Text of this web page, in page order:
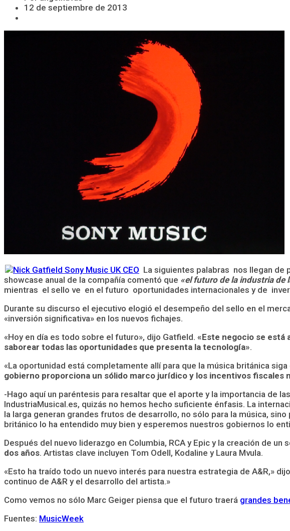
12 de septiembre de 2013
La siguientes palabras nos llegan de
showcase anual de la compañía comentó que «el futuro de la industria de
mientras el sello ve en el futuro oportunidades internacionales y de
Durante su discurso el ejecutivo elogió el desempeño del sello en el
«inversión significativa» en los nuevos fichajes.
«Hoy en día es todo sobre el futuro», dijo Gatfield. «Este negocio se está
saborear todas las oportunidades que presenta la tecnología».
«La oportunidad está completamente allí para que la música británica
gobierno proporciona un sólido marco jurídico y los incentivos fiscales
-Hago aquí un paréntesis para resaltar que el aporte y la importancia de
IndustriaMusical.es, quizás no hemos hecho suficiente énfasis. La
la larga generan grandes frutos de desarrollo, no sólo para la música,
británico lo ha entendido muy bien y esperemos nuestros gobiernos lo
Después del nuevo liderazgo en Columbia, RCA y Epic y la creación de un
dos años. Artistas clave incluyen Tom Odell, Kodaline y Laura Mvula.
«Esto ha traído todo un nuevo interés para nuestra estrategia de A&R,»
continuo de A&R y el desarrollo del artista.»
Como vemos no sólo Marc Geiger piensa que el futuro traerá grandes
Fuentes: MusicWeek